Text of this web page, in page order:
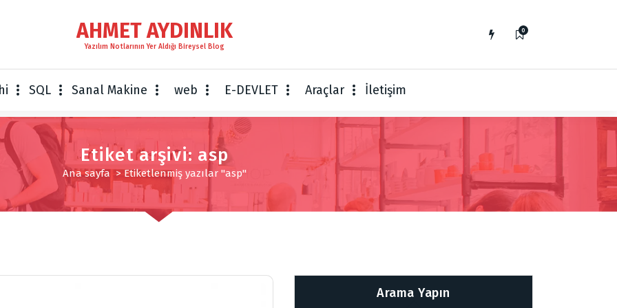
AHMET AYDINLIK
Yazılım Notlarının Yer Aldığı Bireysel Blog
0
SQL Sanal Makine web E-DEVLET Araçlar İletişim
Etiket arşivi: asp
Ana sayfa>Etiketlenmiş yazılar "asp"
Arama Yapın